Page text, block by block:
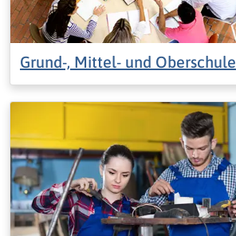
Grund-, Mittel- und Oberschule